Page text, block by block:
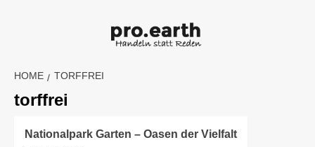
HOME TORFFREI
torffrei
Nationalpark Garten – Oasen der Vielfalt